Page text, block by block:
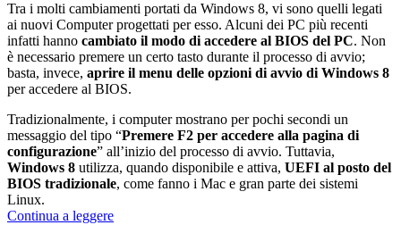
Tra i molti cambiamenti portati da Windows 8, vi sono quelli legati
ai nuovi Computer progettati per esso. Alcuni dei PC più recenti
infatti hanno cambiato il modo di accedere al BIOS del PC. Non
è necessario premere un certo tasto durante il processo di avvio;
basta, invece, aprire il menu delle opzioni di avvio di Windows 8
per accedere al BIOS.
Tradizionalmente, i computer mostrano per pochi secondi un
messaggio del tipo “Premere F2 per accedere alla pagina di
configurazione” all’inizio del processo di avvio. Tuttavia,
Windows 8 utilizza, quando disponibile e attiva, UEFI al posto del
BIOS tradizionale, come fanno i Mac e gran parte dei sistemi
Linux.
Continua a leggereCome